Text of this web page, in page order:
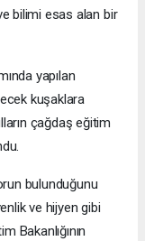
bilimi esas alan bir
yapılan
kuşaklara
çağdaş eğitim
bulunduğunu
ve hijyen gibi
Bakanlığının